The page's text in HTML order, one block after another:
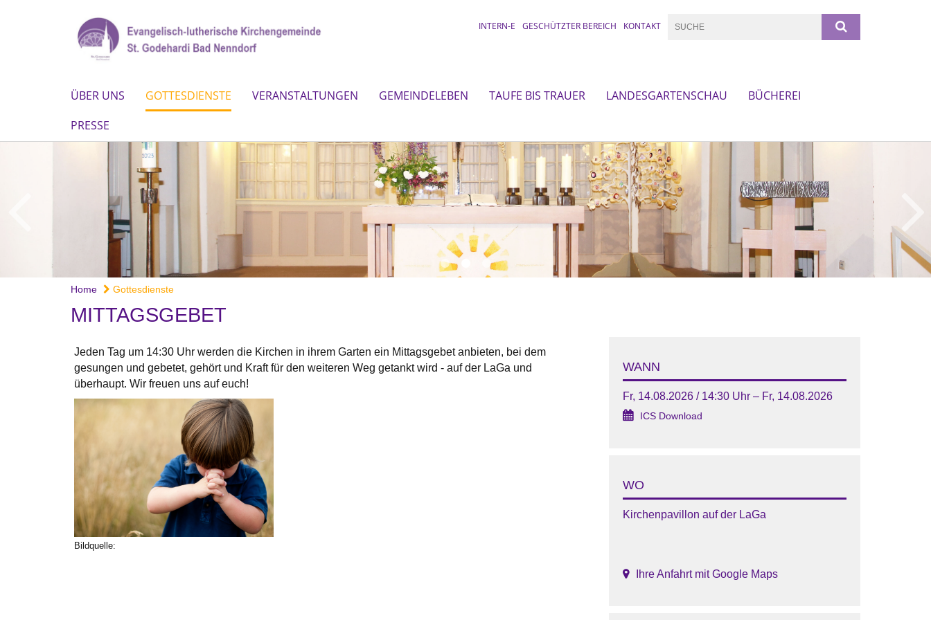
INTERN-E GESCHÜTZTER BEREICH KONTAKT
ÜBER UNS GOTTESDIENSTE VERANSTALTUNGEN GEMEINDELEBEN TAUFE BIS TRAUER LANDESGARTENSCHAU
BÜCHEREI
PRESSE
Home Gottesdienste
MITTAGSGEBET
Jeden Tag um 14:30 Uhr werden die Kirchen in ihrem Garten ein Mittagsgebet anbieten, bei dem
gesungen und gebetet, gehört und Kraft für den weiteren Weg getankt wird - auf der LaGa und
überhaupt. Wir freuen uns auf euch!
Bildquelle:
WANN
Fr, 14.08.2026 / 14:30 Uhr – Fr, 14.08.2026
ICS Download
WO
Kirchenpavillon auf der LaGa
Ihre Anfahrt mit Google Maps